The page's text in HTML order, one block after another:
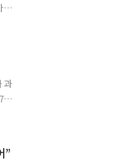
련
과
”